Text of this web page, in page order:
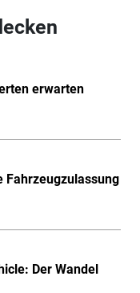
erwarten
Fahrzeugzulassung
Der Wandel